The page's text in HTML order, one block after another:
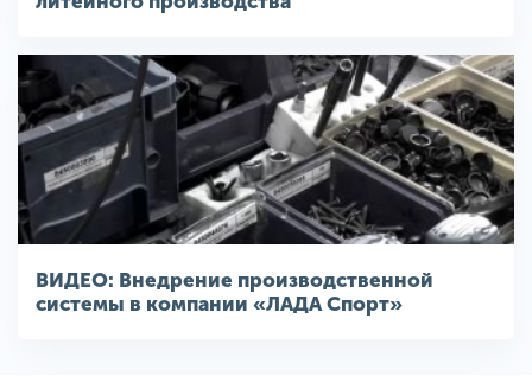
ВИДЕО: Внедрение производственной
системы в компании «ЛАДА Спорт»